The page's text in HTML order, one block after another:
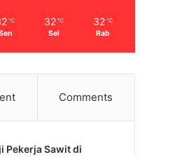
℃ 32 ℃
Sel
32 ℃
Rab
Comments
Pekerja Sawit di